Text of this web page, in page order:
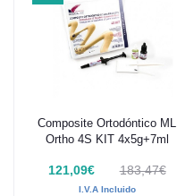
Añadir al carrito
Composite Ortodóntico ML
Ortho 4S KIT 4x5g+7ml
121,09€ 183,47€
I.V.A Incluido